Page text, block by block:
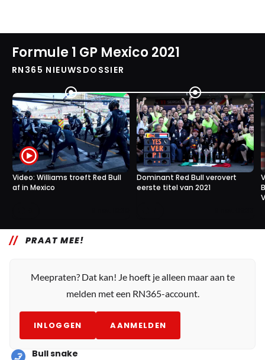
Formule 1 GP Mexico 2021
RN365 NIEUWSDOSSIER
Video: Williams troeft Red Bull
af in Mexico
Dominant Red Bull verovert
eerste titel van 2021
PRAAT MEE!
Meepraten? Dat kan! Je hoeft je alleen maar aan te
melden met een RN365-account.
INLOGGEN AANMELDEN
Bull snake